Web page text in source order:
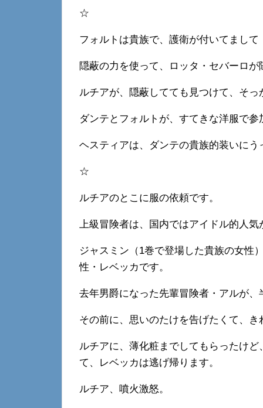
☆
フォルトは貴族で、護衛が付いてまして
隠蔽の力を使って、ロッタ・セバーロが
ルチアが、隠蔽してても見つけて、そ
ダンテとフォルトが、すてきな洋服で参
ヘスティアは、ダンテの貴族的装いにう
☆
ルチアのとこに服の依頼です。
上級冒険者は、国内ではアイドル的人気
ジャスミン（1巻で登場した貴族の女性
性・レベッカです。
去年男爵になった先輩冒険者・アルが、
その前に、思いのたけを告げたくて、
ルチアに、薄化粧までしてもらったけ
て、レベッカは逃げ帰ります。
ルチア、噴火激怒。